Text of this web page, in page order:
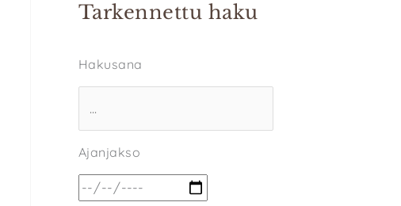
Tarkennettu haku
Hakusana
Ajanjakso